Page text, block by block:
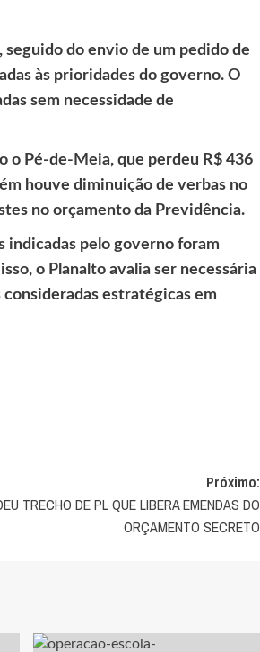
do envio de um pedido de
às prioridades do governo. O
sem necessidade de
o Pé-de-Meia, que perdeu R$ 436
houve diminuição de verbas no
no orçamento da Previdência.
indicadas pelo governo foram
o Planalto avalia ser necessária
estratégicas em
Próximo:
TRECHO DE PL QUE LIBERA EMENDAS DO
ORÇAMENTO SECRETO